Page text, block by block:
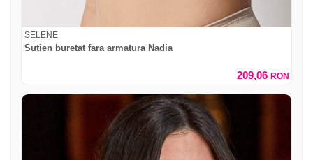
SELENE
Sutien buretat fara armatura Nadia
209,06 RON